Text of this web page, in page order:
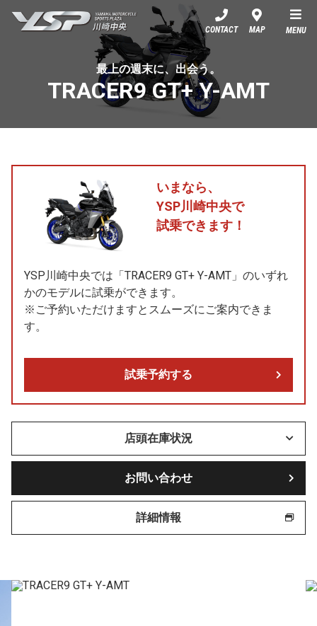
YSP川崎中央
CONTACT MAP MENU
最上の週末に、出会う。
TRACER9 GT+ Y-AMT
いまなら、
YSP川崎中央で
試乗できます！
YSP川崎中央では「TRACER9 GT+ Y-AMT」のいずれ
かのモデルに試乗ができます。
※ご予約いただけますとスムーズにご案内できま
す。
試乗予約する
店頭在庫状況
お問い合わせ
詳細情報